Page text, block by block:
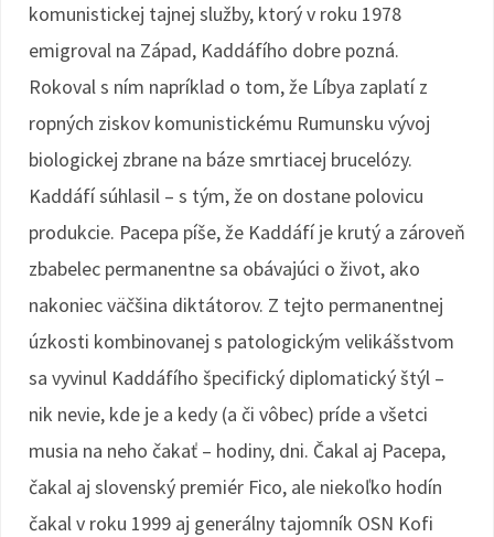
komunistickej tajnej služby, ktorý v roku 1978
emigroval na Západ, Kaddáfího dobre pozná.
Rokoval s ním napríklad o tom, že Líbya zaplatí z
ropných ziskov komunistickému Rumunsku vývoj
biologickej zbrane na báze smrtiacej brucelózy.
Kaddáfí súhlasil – s tým, že on dostane polovicu
produkcie. Pacepa píše, že Kaddáfí je krutý a zároveň
zbabelec permanentne sa obávajúci o život, ako
nakoniec väčšina diktátorov. Z tejto permanentnej
úzkosti kombinovanej s patologickým velikášstvom
sa vyvinul Kaddáfího špecifický diplomatický štýl –
nik nevie, kde je a kedy (a či vôbec) príde a všetci
musia na neho čakať – hodiny, dni. Čakal aj Pacepa,
čakal aj slovenský premiér Fico, ale niekoľko hodín
čakal v roku 1999 aj generálny tajomník OSN Kofi